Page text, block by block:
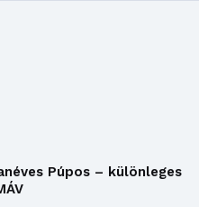
Púpos – különleges